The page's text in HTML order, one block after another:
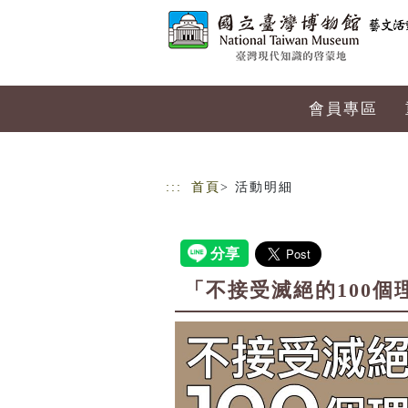
會員專區
::: 首頁 > 活動明細
「不接受滅絕的100個